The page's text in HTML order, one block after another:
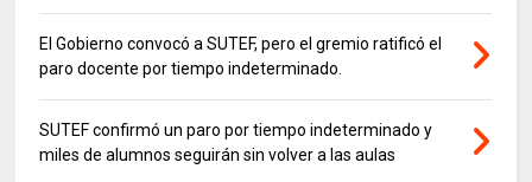
El Gobierno convocó a SUTEF, pero el gremio ratificó el
paro docente por tiempo indeterminado.
SUTEF confirmó un paro por tiempo indeterminado y
miles de alumnos seguirán sin volver a las aulas